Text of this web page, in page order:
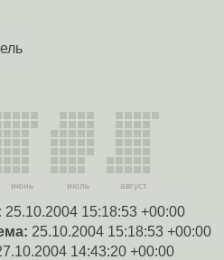
июнь июль август
25.10.2004 15:18:53 +00:00
25.10.2004 15:18:53 +00:00
14:43:20 +00:00